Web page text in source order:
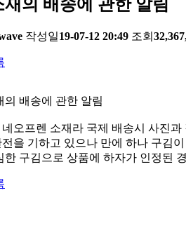
재의 배송에 관한 알림
작성일19-07-12 20:49 조회
의 배송에 관한 알림
오프렌 소재라 국제 배송시 사진
을 기하고 있으나 만에 하나 구김
한 구김으로 상품에 하자가 인정된